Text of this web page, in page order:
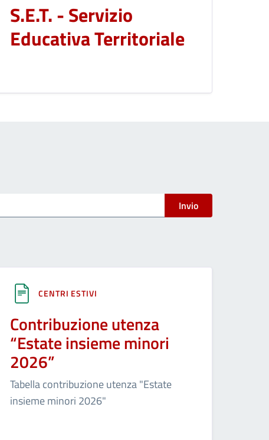
S.E.T. - Servizio
Educativa Territoriale
Invio
CENTRI ESTIVI
Contribuzione utenza
“Estate insieme minori
2026”
Tabella contribuzione utenza "Estate
insieme minori 2026"